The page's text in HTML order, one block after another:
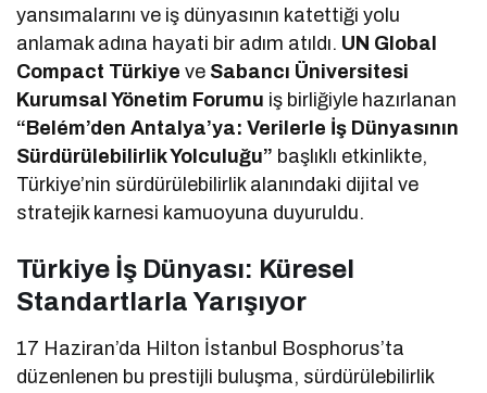
yansımalarını ve iş dünyasının katettiği yolu
anlamak adına hayati bir adım atıldı. UN Global
Compact Türkiye ve Sabancı Üniversitesi
Kurumsal Yönetim Forumu iş birliğiyle hazırlanan
“Belém’den Antalya’ya: Verilerle İş Dünyasının
Sürdürülebilirlik Yolculuğu” başlıklı etkinlikte,
Türkiye’nin sürdürülebilirlik alanındaki dijital ve
stratejik karnesi kamuoyuna duyuruldu.
Türkiye İş Dünyası: Küresel
Standartlarla Yarışıyor
17 Haziran’da Hilton İstanbul Bosphorus’ta
düzenlenen bu prestijli buluşma, sürdürülebilirlik